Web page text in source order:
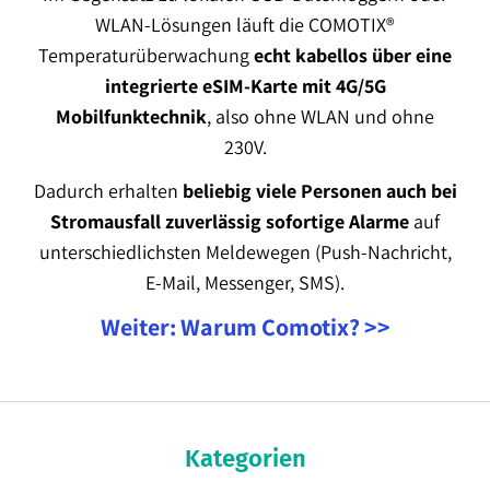
WLAN-Lösungen läuft die COMOTIX®
Temperaturüberwachungecht kabellos über eine
integrierte eSIM-Karte mit 4G/5G
Mobilfunktechnik, also ohne WLAN und ohne
230V.
Dadurch erhalten beliebig viele Personen auch bei
Stromausfall zuverlässig sofortige Alarme auf
unterschiedlichsten Meldewegen (Push-Nachricht,
E-Mail, Messenger, SMS).
Weiter: Warum Comotix? >>
Kategorien